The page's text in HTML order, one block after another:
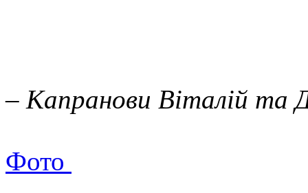
– Капранови Віталій та
Фото